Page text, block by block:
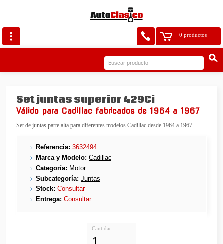
0 productos
Set juntas superior 429Ci
Válido para Cadillac fabricados de 1964 a 1967
Set de juntas parte alta para diferentes modelos Cadillac desde 1964 a 1967.
Referencia: 3632494
Marca y Modelo: Cadillac
Categoría: Motor
Subcategoría: Juntas
Stock: Consultar
Entrega: Consultar
Cantidad